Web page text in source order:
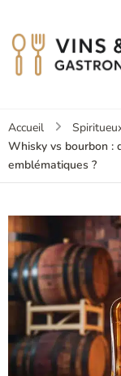
Accueil
Whisky vs bourbon :
emblématiques ?